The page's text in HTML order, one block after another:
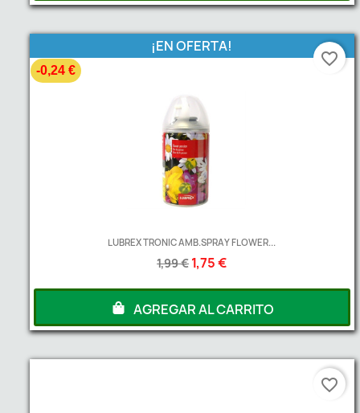
LUBREX TRONIC AMB.SPRAY FLOWER...
1,99 € 1,75 €
¡EN OFERTA!
-0,24 €
AGREGAR AL CARRITO
favorite_border
favorite_border